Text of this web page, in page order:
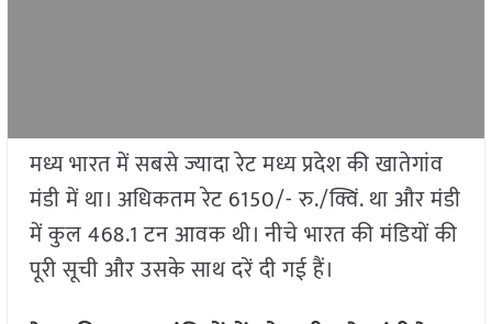
मध्य भारत में सबसे ज्यादा रेट मध्य प्रदेश की खातेगांव
मंडी में था। अधिकतम रेट 6150/- रु./क्विं. था और मंडी
में कुल 468.1 टन आवक थी। नीचे भारत की मंडियों की
पूरी सूची और उसके साथ दरें दी गई हैं।